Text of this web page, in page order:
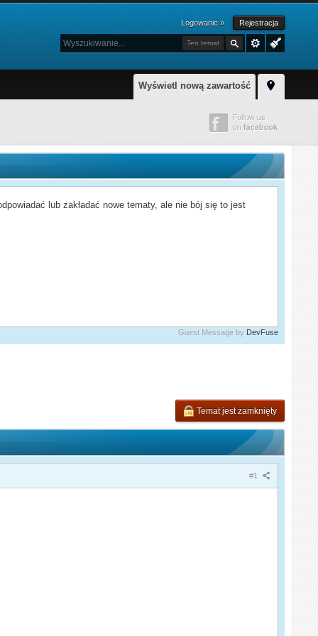
Logowanie » Rejestracja
Ten temat
Wyświetl nową zawartość
lub zakładać nowe tematy, ale nie bój się to jest
Guest Message by DevFuse
Temat jest zamknięty
#1